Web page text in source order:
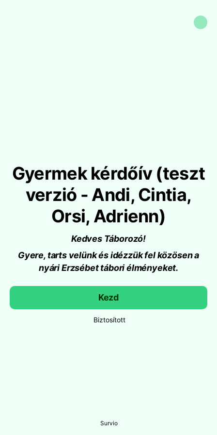
Gyermek kérdőív (teszt
verzió - Andi, Cintia,
Orsi, Adrienn)
Kedves Táborozó!
Gyere, tarts velünk és idézzük fel közösen a
nyári Erzsébet tábori élményeket.
Kezd
Biztosított
Survio